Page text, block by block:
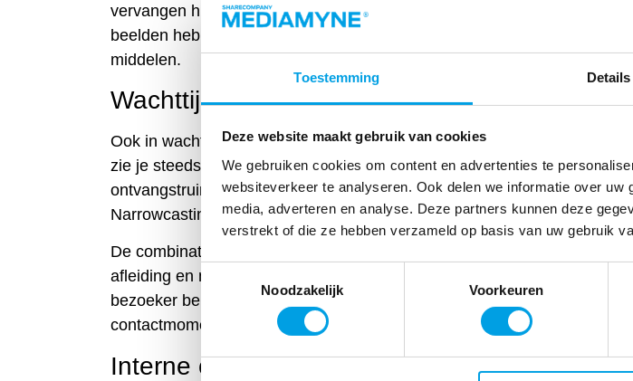
Toestemming Details
Deze website maakt gebruik van cookies
We gebruiken cookies om content en advertenties te
websiteverkeer te analyseren. Ook delen we informatie over
media, adverteren en analyse. Deze partners kunnen deze
verstrekt of die ze hebben verzameld op basis van uw gebruik
Toestemmingsselectie
Noodzakelijk
Voorkeuren
vervangen hierbij de traditionele reclameborden en posters. Bewegende
beelden hebben aangetoond een hogere attentiewaarde dan deze
middelen.
Wachttijdverzachter
Ook in wachtruimtes van bijvoorbeeld tandartsen, ziekenhuizen en
zie je steeds vaker beeldschermen hangen. Dat geldt ook voor
ontvangstruimtes in bijvoorbeeld bankfilialen en kantoorgebouwen.
Narrowcasting is namelijk ook een goede wachttijdverzachter.
De combinatie van informatieve berichten en entertainment vormen een
afleiding en maken het wachten aangenamer. Tegelijkertijd wordt de
bezoeker bereikt met relevante informatie over de organisatie. Een mooi
contactmoment in de customer journey.
Interne communicatie